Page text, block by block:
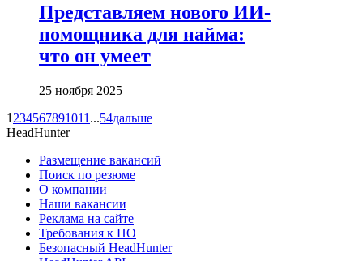
Представляем нового ИИ-
помощника для найма:
что он умеет
25 ноября 2025
1 234567891011 ...54дальше
HeadHunter
Размещение вакансий
Поиск по резюме
О компании
Наши вакансии
Реклама на сайте
Требования к ПО
Безопасный HeadHunter